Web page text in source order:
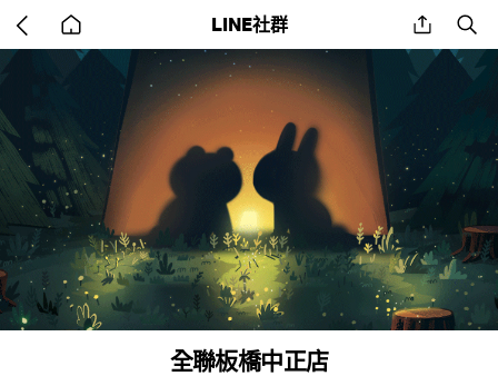
back
to
home
LINE社群 share
全聯板橋中正店